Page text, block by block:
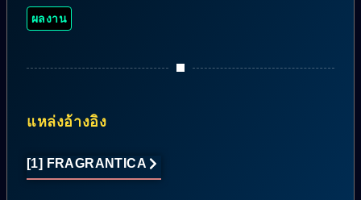
ผลงาน
แหล่งอ้างอิง
[1] FRAGRANTICA